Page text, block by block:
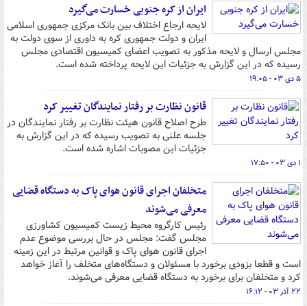
ایران از کره جنوبی خسارت می‌گیرد
لایحه ارجاع اختلاف بین بانک مرکزی جمهوری اسلامی
ایران و دولت جمهوری کره به داوری از سوی دولت به
مجلس ارسال و لایحه مذکور به تصویب اعضای کمیسیون اقتصادی مجلس
رسیده که در این گزارش به جزئیات این لایحه پرداخته شده است.
۵ دی ۰۳ - ۱۹:۰۵
قانون نظارت بر رفتار نمایندگان تغییر کرد
طرح اصلاح قانون هیئت نظارت بر رفتار نمایندگان در
جلسه علنی به تصویب رسیده که در این گزارش به
جزئیات این مصوبات اشاره شده است.
۱ دی ۰۳ - ۱۷:۵۰
متخلفان اجرای قانون هوای پاک به دستگاه قضایی
معرفی می‌شوند
رئیس کارگروه محیط زیست کمیسیون کشاورزی
مجلس گفت: مجلس در حال بررسی موضوع عدم
اجرای قانون هوای پاک و قوانین مرتبط در این زمینه
است و قطعا بزودی برخورد با مسئولان و دستگاه‌های متخلف را آغاز خواهد
کرد و متخلفان برای برخورد به دستگاه قضایی معرفی می‌شوند.
۲۲ آذر ۰۳ - ۱۶:۱۲